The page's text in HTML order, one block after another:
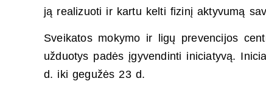
ją realizuoti ir kartu kelti fizinį aktyvumą
Sveikatos mokymo ir ligų prevencijos
užduotys padės įgyvendinti iniciatyvą.
d. iki gegužės 23 d.